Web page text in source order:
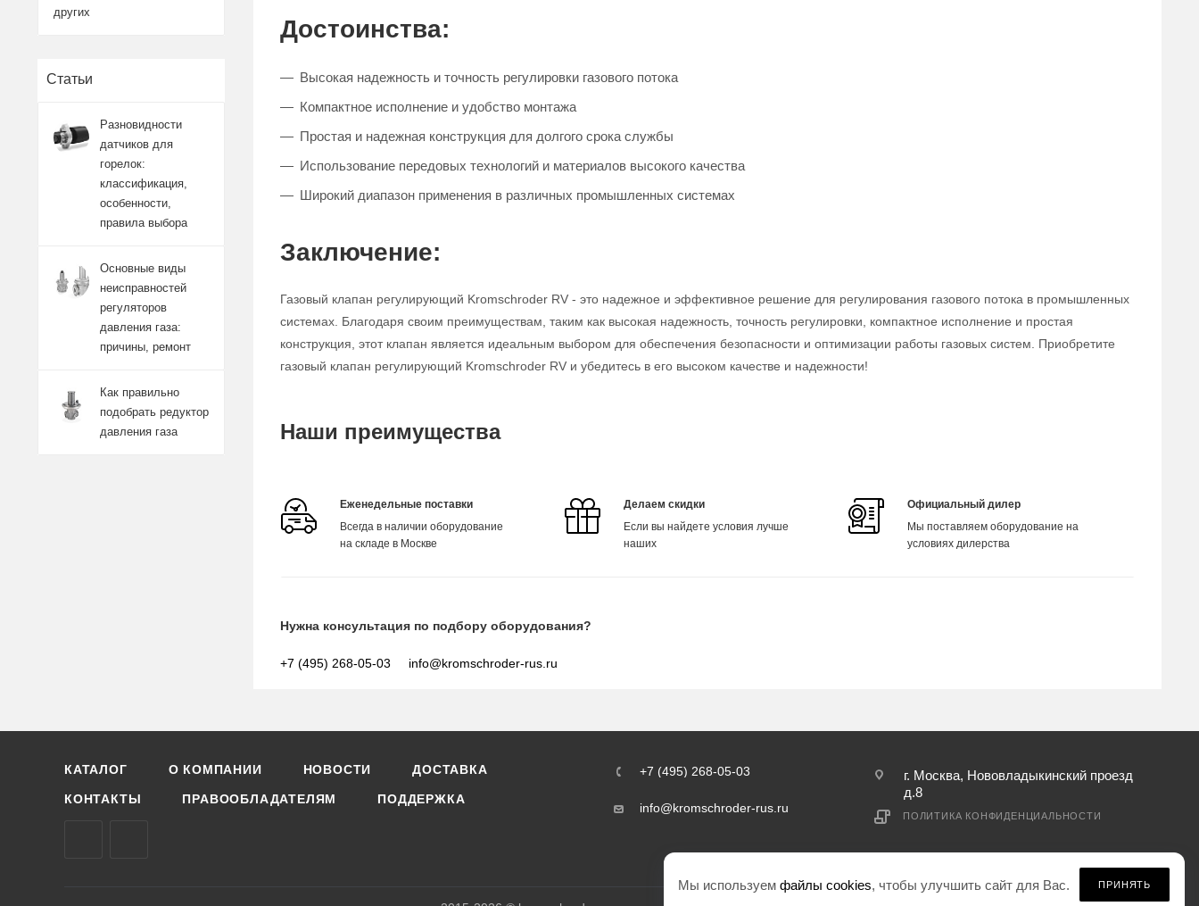
Достоинства:
Высокая надежность и точность регулировки газового потока
Компактное исполнение и удобство монтажа
Простая и надежная конструкция для долгого срока службы
Использование передовых технологий и материалов высокого качества
Широкий диапазон применения в различных промышленных системах
Заключение:
Газовый клапан регулирующий Kromschroder RV - это надежное и эффективное решение для регулирования газового потока в промышленных
системах. Благодаря своим преимуществам, таким как высокая надежность, точность регулировки, компактное исполнение и простая
конструкция, этот клапан является идеальным выбором для обеспечения безопасности и оптимизации работы газовых систем. Приобретите
газовый клапан регулирующий Kromschroder RV и убедитесь в его высоком качестве и надежности!
Наши преимущества
Еженедельные поставки
Всегда в наличии оборудование
на складе в Москве
Делаем скидки
Если вы найдете условия лучше
наших
Официальный дилер
Мы поставляем оборудование на
условиях дилерства
Нужна консультация по подбору оборудования?
+7 (495) 268-05-03 info@kromschroder-rus.ru
других
Статьи
Разновидности
датчиков для
горелок:
классификация,
особенности,
правила выбора
Основные виды
неисправностей
регуляторов
давления газа:
причины, ремонт
Как правильно
подобрать редуктор
давления газа
КАТАЛОГ О КОМПАНИИ НОВОСТИ ДОСТАВКА
КОНТАКТЫ ПРАВООБЛАДАТЕЛЯМ ПОДДЕРЖКА
+7 (495) 268-05-03
info@kromschroder-rus.ru
г. Москва, Нововладыкинский проезд
д.8
ПОЛИТИКА КОНФИДЕНЦИАЛЬНОСТИ
Мы используемфайлы cookies, чтобы улучшить сайт для Вас. ПРИНЯТЬ